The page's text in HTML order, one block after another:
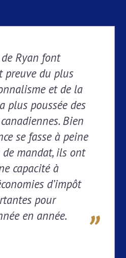
Ryan font
preuve du plus
et de la
plus poussée des
Bien
se fasse à peine
mandat, ils ont
capacité à
d’impôt
pour
en année.